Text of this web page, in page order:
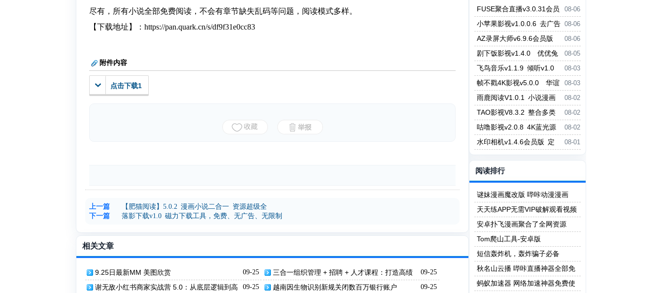
尽有，所有小说全部免费阅读，不会有章节缺失乱码等问题，阅读模式多样。
【下载地址】：https://pan.quark.cn/s/df9f31e0cc83
附件内容
点击下载1
上一篇
【肥猫阅读】5.0.2 漫画小说二合一 资源超级全
下一篇
落影下载v1.0 磁力下载工具，免费、无广告、无限制
相关文章
09-25
9.25日最新MM 美图欣赏 09-25
三合一组织管理 + 招聘 + 人才课程：打造高绩
效团队，提升企业竞争力！
09-25
谢无敌小红书商家实战营 5.0：从底层逻辑到高
09-25
越南因生物识别新规关闭数百万银行账户
08-06
FUSE聚合直播v3.0.31会员
版 虎牙斗鱼抖音快手哔哩哔哩YY
直播等
08-06
小苹果影视v1.0.0.6 去广告
版 小草影视v2.5.7
08-06
AZ录屏大师v6.9.6会员版
支持1080P/60fps录制 剪辑功能
08-05
剧下饭影视v1.4.0 优优兔
影视v5.1.3
08-03
飞鸟音乐v1.1.9 倾听v1.0
无损音乐免费听免费下载
08-03
帧不戳4K影视v5.0.0 华谊
影视v6.0.0.1
08-02
雨鹿阅读V1.0.1 小说漫画
二合一阅读App
08-02
TAO影视V8.3.2 整合多类
型热门影视资源
08-02
咕噜影视v2.0.8 4K蓝光源
P7影视v6.2.1
08-01
水印相机v1.4.6会员版 定
义地址日期 打卡记录
阅读排行
谜妹漫画魔改版 哔咔动漫漫画
天天练APP无需VIP破解观看视频
做题版本
安卓扑飞漫画聚合了全网资源
Tom爬山工具-安卓版
短信轰炸机，轰炸骗子必备
秋名山云播 哔咔直播神器全部免
费
蚂蚁加速器 网络加速神器免费使